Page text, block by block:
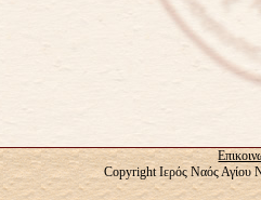
Copyright Ιερός Ναός Αγίου